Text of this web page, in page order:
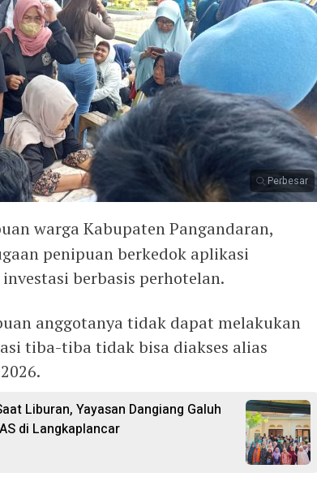
Perbesar
warga Kabupaten Pangandaran,
penipuan berkedok aplikasi
berbasis perhotelan.
anggotanya tidak dapat melakukan
tiba-tiba tidak bisa diakses alias
Liburan, Yayasan Dangiang Galuh
di Langkaplancar